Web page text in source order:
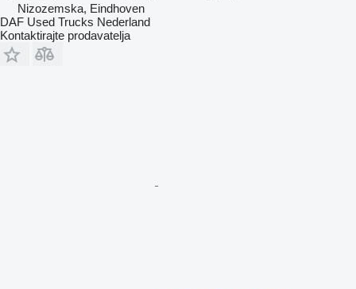
Nizozemska, Eindhoven
DAF Used Trucks Nederland
Kontaktirajte prodavatelja